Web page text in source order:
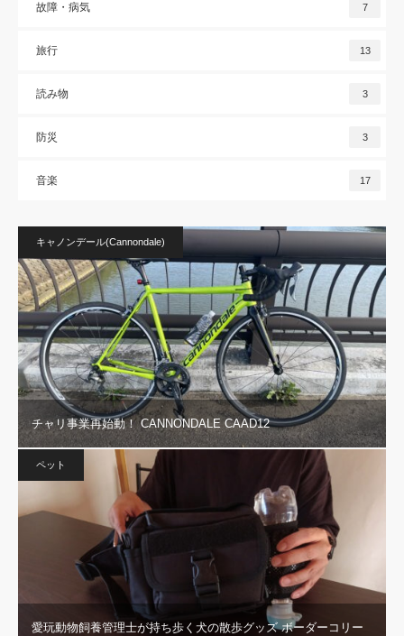
故障・病気 7
旅行 13
読み物 3
防災 3
音楽 17
キャノンデール(Cannondale)
チャリ事業再始動！ CANNONDALE CAAD12
ペット
愛玩動物飼養管理士が持ち歩く犬の散歩グッズ ボーダーコリー